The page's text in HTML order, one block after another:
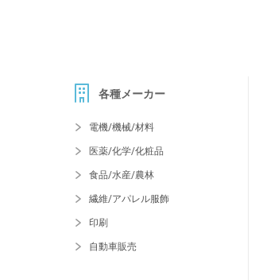
各種メーカー
電機/機械/材料
医薬/化学/化粧品
食品/水産/農林
繊維/アパレル服飾
印刷
自動車販売